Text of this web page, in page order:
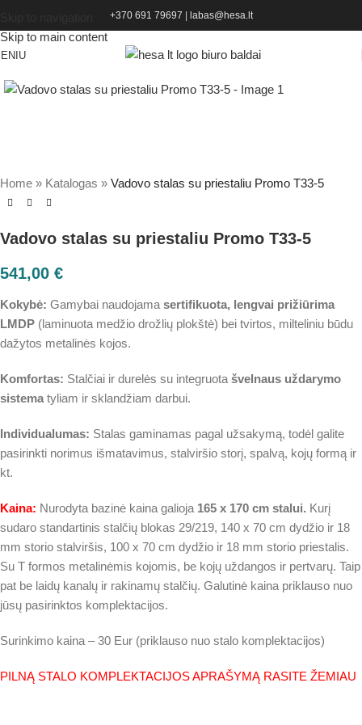
Skip to main content
+370 691 79697 labas@hesa.lt
Home » Katalogas » Vadovo stalas su priestaliu Promo T33-5
Vadovo stalas su priestaliu Promo T33-5
541,00 €
Kokybė: Gamybai naudojama sertifikuota, lengvai prižiūrima
LMDP (laminuota medžio drožlių plokštė) bei tvirtos, milteliniu būdu
dažytos metalinės kojos.
Komfortas: Stalčiai ir durelės su integruota švelnaus uždarymo
sistema tyliam ir sklandžiam darbui.
Individualumas: Stalas gaminamas pagal užsakymą, todėl galite
pasirinkti norimus išmatavimus, stalviršio storį, spalvą, kojų formą ir
kt.
Kaina: Nurodyta bazinė kaina galioja 165 x 170 cm stalui. Kurį
sudaro standartinis stalčių blokas 29/219, 140 x 70 cm dydžio ir 18
mm storio stalviršis, 100 x 70 cm dydžio ir 18 mm storio priestalis.
Su T formos metalinėmis kojomis, be kojų uždangos ir pertvarų. Taip
pat be laidų kanalų ir rakinamų stalčių. Galutinė kaina priklauso nuo
jūsų pasirinktos komplektacijos.
Surinkimo kaina – 30 Eur (priklauso nuo stalo komplektacijos)
PILNĄ STALO KOMPLEKTACIJOS APRAŠYMĄ RASITE ŽEMIAU